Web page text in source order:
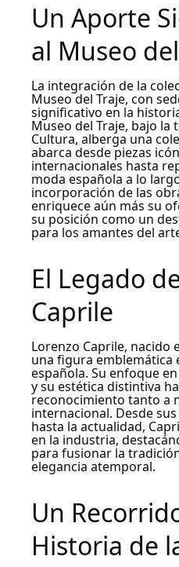
Un Aporte
al Museo
La integración de la
Museo del Traje, con
significativo en la
Museo del Traje, bajo
Cultura, alberga una
abarca desde piezas
internacionales hasta
moda española a lo
incorporación de las
enriquece aún más su
su posición como un
para los amantes del
El Legado
Caprile
Lorenzo Caprile, nacido
una figura emblemática
española. Su enfoque
y su estética distintiva
reconocimiento tanto a
internacional. Desde
hasta la actualidad,
en la industria,
para fusionar la
elegancia atemporal.
Un
Historia de